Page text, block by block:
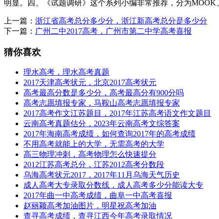
明显。四、《试题调研》这个系列小编非常推荐，分为MOOK
上一篇： 浙江省高考总分多少分，浙江新高考总分是多少分
下一篇： 广州二中2017高考，广州市第二中学高考喜报
猜你喜欢
理水高考，理水高考真题
2017天津高考状元，北京2017高考状元
高考最高分数是多少分，高考最高分有900分吗
高考志愿填报专家，马鞍山高考志愿填报专家
2017高考作文江苏题目，2017年江苏高考语文作文题目
云南高考真题估分，2023年云南高考文综答案
2017年海南高考成绩，如何查询2017年的高考成绩
不用高考就能上的大学，无需高考的大学
高三物理冲刺，高考物理怎么快速提分
2012江苏高考总分，江苏2012高考分数段
乌海高考状元2017，2017年11月乌海天气历史
成人高考大专录取分数线，成人高考多少分能读大专
2017年曲一中高考成绩，曲阜一中高考喜报
赵丽颖高考加油图片，明星祝高考加油
查寻高考成绩，查寻江西今年高考录取情况